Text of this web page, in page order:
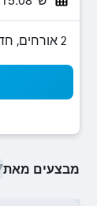
2 אורחים, חדר 1
מבצעים מאת